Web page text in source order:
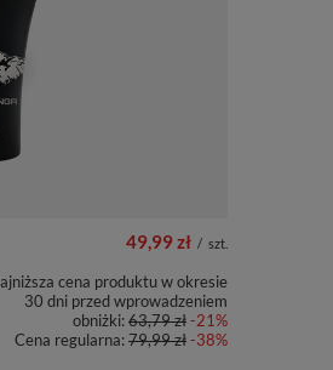
49,99 zł / szt.
cena produktu w okresie
30 dni przed wprowadzeniem
obniżki:63,79 zł-21%
Cena regularna:79,99 zł-38%